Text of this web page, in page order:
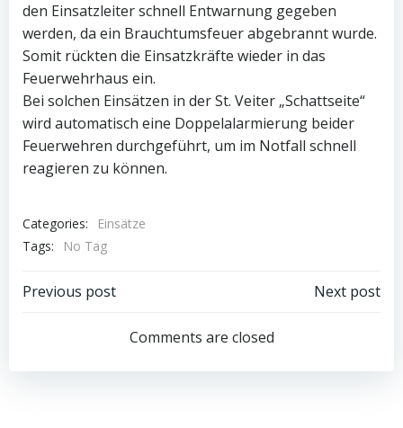
den Einsatzleiter schnell Entwarnung gegeben
werden, da ein Brauchtumsfeuer abgebrannt wurde.
Somit rückten die Einsatzkräfte wieder in das
Feuerwehrhaus ein.
Bei solchen Einsätzen in der St. Veiter „Schattseite“
wird automatisch eine Doppelalarmierung beider
Feuerwehren durchgeführt, um im Notfall schnell
reagieren zu können.
Categories:
Einsätze
Tags:
No Tag
Post
navigation
Previous post
navigation
Next post
Comments are closed